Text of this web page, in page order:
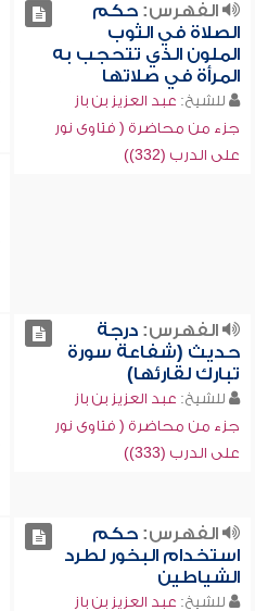
الفهرس:حكم
الصلاة في الثوب
الملون الذي تتحجب به
المرأة في صلاتها
للشيخ: عبد العزيز بن باز
جزء من محاضرة ( فتاوى نور
على الدرب (332))
الفهرس:درجة
حديث (شفاعة سورة
تبارك لقارئها)
للشيخ: عبد العزيز بن باز
جزء من محاضرة ( فتاوى نور
على الدرب (333))
الفهرس:حكم
استخدام البخور لطرد
الشياطين
للشيخ: عبد العزيز بن باز